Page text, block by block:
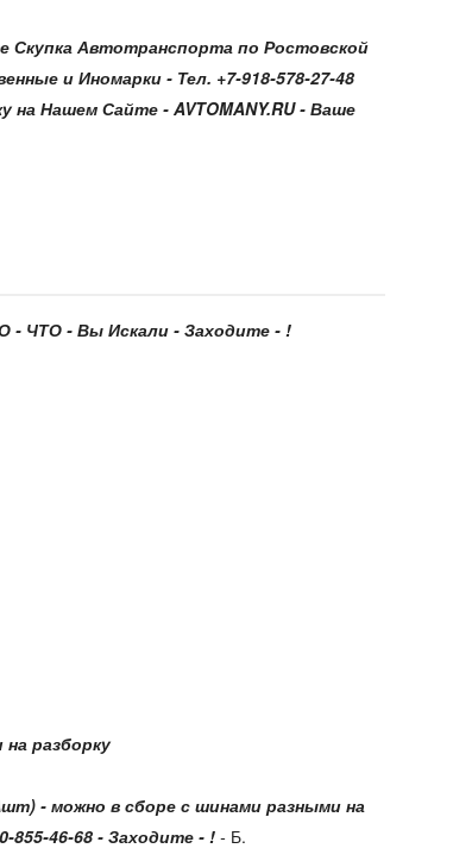
Автотранспорта по Ростовской
и Иномарки - Тел. +7-918-578-27-48
на Нашем Сайте - AVTOMANY.RU - Ваше
- ЧТО - Вы Искали - Заходите - !
разборку
- можно в сборе с шинами разными на
46-68 - Заходите - ! - Б.